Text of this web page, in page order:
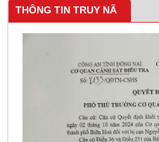
THÔNG TIN TRUY NÃ